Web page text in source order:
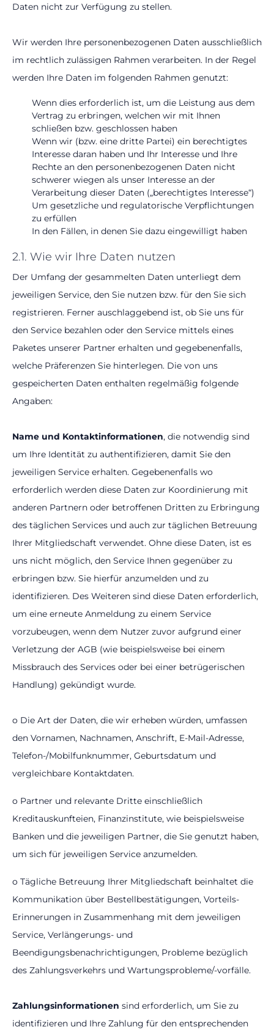
Datenschutz
Daten nicht zur Verfügung zu stellen.
Wir werden Ihre personenbezogenen Daten ausschließlich
im rechtlich zulässigen Rahmen verarbeiten. In der Regel
werden Ihre Daten im folgenden Rahmen genutzt:
Wenn dies erforderlich ist, um die Leistung aus dem
Vertrag zu erbringen, welchen wir mit Ihnen
schließen bzw. geschlossen haben
Wenn wir (bzw. eine dritte Partei) ein berechtigtes
Interesse daran haben und Ihr Interesse und Ihre
Rechte an den personenbezogenen Daten nicht
schwerer wiegen als unser Interesse an der
Verarbeitung dieser Daten („berechtigtes Interesse“)
Um gesetzliche und regulatorische Verpflichtungen
zu erfüllen
In den Fällen, in denen Sie dazu eingewilligt haben
2.1. Wie wir Ihre Daten nutzen
Der Umfang der gesammelten Daten unterliegt dem
jeweiligen Service, den Sie nutzen bzw. für den Sie sich
registrieren. Ferner auschlaggebend ist, ob Sie uns für
den Service bezahlen oder den Service mittels eines
Paketes unserer Partner erhalten und gegebenenfalls,
welche Präferenzen Sie hinterlegen. Die von uns
gespeicherten Daten enthalten regelmäßig folgende
Angaben:
Name und Kontaktinformationen, die notwendig sind
um Ihre Identität zu authentifizieren, damit Sie den
jeweiligen Service erhalten. Gegebenenfalls wo
erforderlich werden diese Daten zur Koordinierung mit
anderen Partnern oder betroffenen Dritten zu Erbringung
des täglichen Services und auch zur täglichen Betreuung
Ihrer Mitgliedschaft verwendet. Ohne diese Daten, ist es
uns nicht möglich, den Service Ihnen gegenüber zu
erbringen bzw. Sie hierfür anzumelden und zu
identifizieren. Des Weiteren sind diese Daten erforderlich,
um eine erneute Anmeldung zu einem Service
vorzubeugen, wenn dem Nutzer zuvor aufgrund einer
Verletzung der AGB (wie beispielsweise bei einem
Missbrauch des Services oder bei einer betrügerischen
Handlung) gekündigt wurde.
o Die Art der Daten, die wir erheben würden, umfassen
den Vornamen, Nachnamen, Anschrift, E-Mail-Adresse,
Telefon-/Mobilfunknummer, Geburtsdatum und
vergleichbare Kontaktdaten.
o Partner und relevante Dritte einschließlich
Kreditauskunfteien, Finanzinstitute, wie beispielsweise
Banken und die jeweiligen Partner, die Sie genutzt haben,
um sich für jeweiligen Service anzumelden.
o Tägliche Betreuung Ihrer Mitgliedschaft beinhaltet die
Kommunikation über Bestellbestätigungen, Vorteils-
Erinnerungen in Zusammenhang mit dem jeweiligen
Service, Verlängerungs- und
Beendigungsbenachrichtigungen, Probleme bezüglich
des Zahlungsverkehrs und Wartungsprobleme/-vorfälle.
Zahlungsinformationen sind erforderlich, um Sie zu
identifizieren und Ihre Zahlung für den entsprechenden